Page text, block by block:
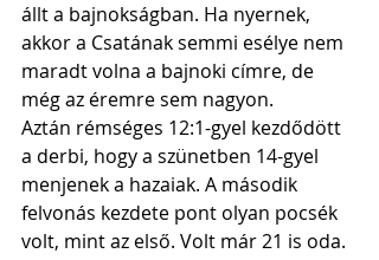
állt a bajnokságban. Ha nyernek,
akkor a Csatának semmi esélye nem
maradt volna a bajnoki címre, de
még az éremre sem nagyon.
Aztán rémséges 12:1-gyel kezdődött
a derbi, hogy a szünetben 14-gyel
menjenek a hazaiak. A második
felvonás kezdete pont olyan pocsék
volt, mint az első. Volt már 21 is oda.